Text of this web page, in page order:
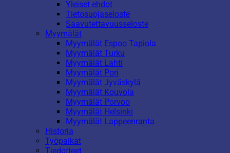
Yleiset ehdot
Tietosuojaseloste
Saavutettavuusseloste
Myymälät
Myymälät Espoo Tapiola
Myymälät Turku
Myymälät Lahti
Myymälät Pori
Myymälät Jyväskylä
Myymälät Kouvola
Myymälät Porvoo
Myymälät Helsinki
Myymälät Lappeenranta
Historia
Työpaikat
Tiedotteet